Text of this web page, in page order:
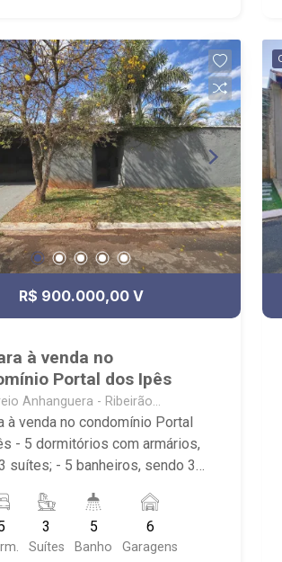
R$ 900.000,00 V
à venda no
Portal dos Ipês
Anhanguera - Ribeirão
SP
à venda no condomínio Portal
- 5 dormitórios com armários,
suítes; - 5 banheiros, sendo 3
Sala de TV; - Lavabo; - Cozinha
- Despensa; - Área de serviço;
gramado; - Corredor lateral; -
3
Suítes
5
Banho
6
Garagens